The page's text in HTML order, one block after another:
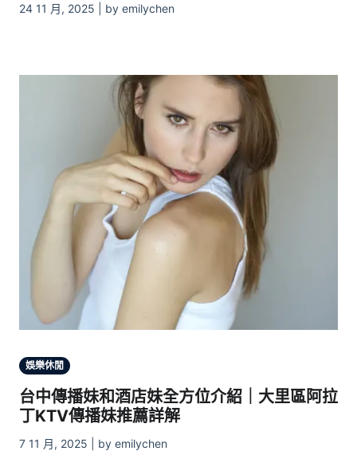
24 11 月, 2025 | by emilychen
娛樂休閒
台中傳播妹和酒店妹全方位介紹｜大里區阿拉
丁KTV傳播妹推薦詳解
7 11 月, 2025 | by emilychen